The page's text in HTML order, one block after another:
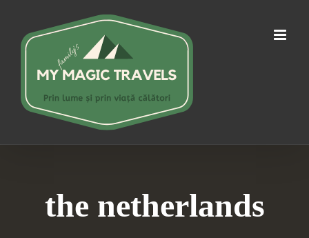
content
the netherlands